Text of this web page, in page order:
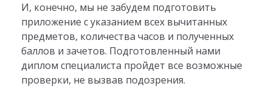
И, конечно, мы не забудем подготовить
приложение с указанием всех вычитанных
предметов, количества часов и полученных
баллов и зачетов. Подготовленный нами
диплом специалиста пройдет все возможные
проверки, не вызвав подозрения.